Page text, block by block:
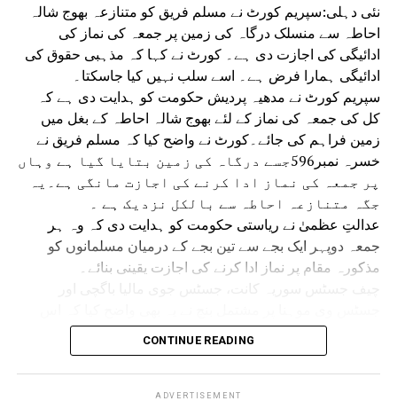
نئی دہلی:سپریم کورٹ نے مسلم فریق کو متنازعہ بھوج شالہ
احاطہ سے منسلک درگاہ کی زمین پر جمعہ کی نماز کی
ادائیگی کی اجازت دی ہے۔ کورٹ نے کہا کہ مذہبی حقوق کی
ادائیگی ہمارا فرض ہے۔ اسے سلب نہیں کیا جاسکتا۔
سپریم کورٹ نے مدھیہ پردیش حکومت کو ہدایت دی ہے کہ
کل کی جمعہ کی نماز کے لئے بھوج شالہ احاطہ کے بغل میں
زمین فراہم کی جائے۔کورٹ نے واضح کیا کہ مسلم فریق نے
خسرہ نمبر596جسے درگاہ کی زمین بتایا گیا ہے وہاں
پر جمعہ کی نماز ادا کرنے کی اجازت مانگی ہے۔یہ
جگہ متنازعہ احاطہ سے بالکل نزدیک ہے ۔
عدالتِ عظمیٰ نے ریاستی حکومت کو ہدایت دی کہ وہ ہر
جمعہ دوپہر ایک بجے سے تین بجے کے درمیان مسلمانوں کو
مذکورہ مقام پر نماز ادا کرنے کی اجازت یقینی بنائے۔
حکم سے ریاستی حکومت اور مسلم فریق باہمی رضامندی سے
جمعہ کی نماز کے لیے کسی متبادل مقام پر غور کرنے سے
محروم نہیں ہوں گے۔ 14 جولائی کو سپریم کورٹ نے عبوری
حکم دیتے ہوئے کہا تھا کہ مقدمے کے حتمی فیصلے تک ہر جمعہ
CONTINUE READING
ADVERTISEMENT